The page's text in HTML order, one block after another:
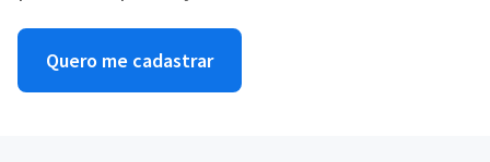
Quero me cadastrar